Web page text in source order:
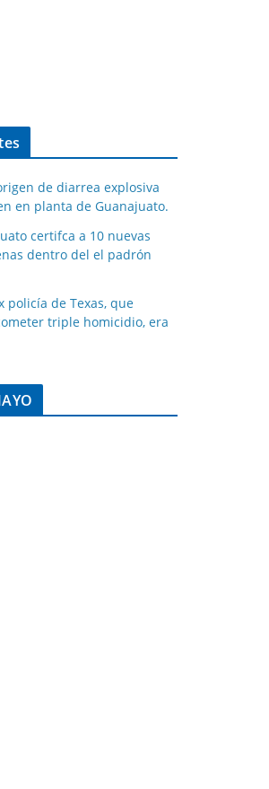
de diarrea explosiva
en planta de Guanajuato.
certifca a 10 nuevas
dentro del el padrón
policía de Texas, que
triple homicidio, era